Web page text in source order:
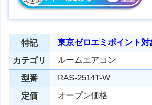
特記
東京ゼロエミポイント対
カテゴリ
ルームエアコン
型番
RAS-2514T-W
定価
オープン価格